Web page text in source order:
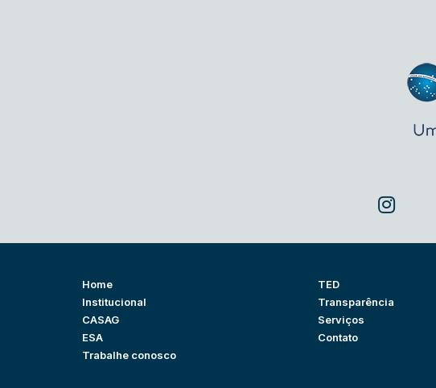
Home
Institucional
CASAG
ESA
Trabalhe conosco
TED
Transparência
Serviços
Contato